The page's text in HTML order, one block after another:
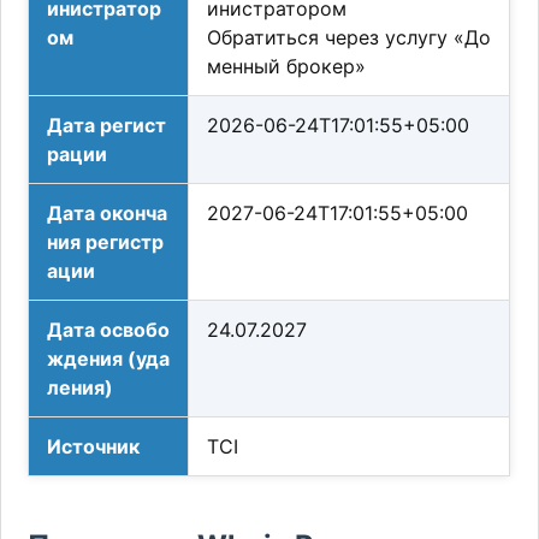
инистратор
ом
инистратором
Обратиться через услугу «До
менный брокер»
Дата регист
рации
2026-06-24T17:01:55+05:00
Дата оконча
ния регистр
ации
2027-06-24T17:01:55+05:00
Дата освобо
ждения (уда
ления)
24.07.2027
Источник TCI